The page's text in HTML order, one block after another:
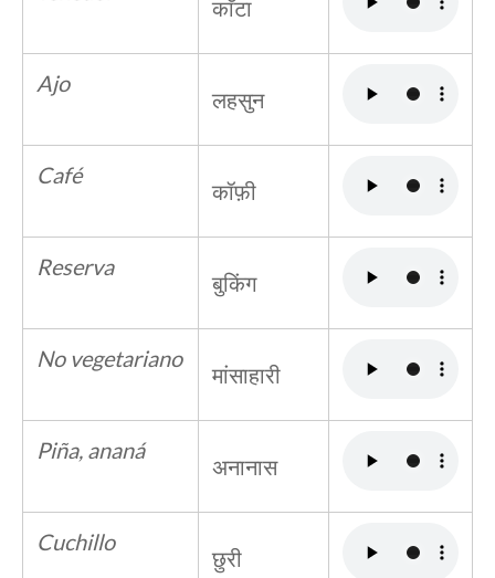
काँटा
Ajo
लहसुन
Café
कॉफ़ी
Reserva
बुकिंग
No vegetariano
मांसाहारी
Piña, ananá
अनानास
Cuchillo
छुरी